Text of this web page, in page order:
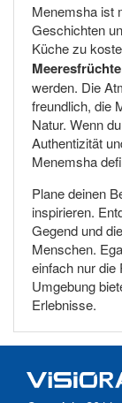
Menemsha ist
Geschichten
Küche zu
Meeresfrüchte
werden. Die
freundlich, die
Natur. Wenn
Authentizität
Menemsha
Plane deinen
inspirieren.
Gegend und
Menschen.
einfach nur
Umgebung
Erlebnisse.